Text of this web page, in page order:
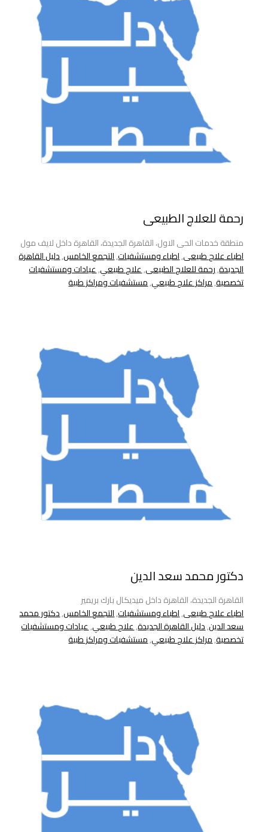
رحمة للعلاج الطبيعى
منطقة خدمات الحى الاول، القاهرة الجديدة، القاهرة داخل لايف مول
اطباء علاج طبيعى,اطباء ومستشفيات,التجمع الخامس,دليل القاهرة
الجديدة,رحمة للعلاج الطبيعى,علاج طبيعي,عيادات ومستشفيات
تخصصية,مراكز علاج طبيعي,مستشفيات ومراكز طبية
دكتور محمد سعد الدين
القاهرة الجديدة، القاهرة داخل ميديكال بارك بريمير
اطباء علاج طبيعى,اطباء ومستشفيات,التجمع الخامس,دكتور محمد
سعد الدين,دليل القاهرة الجديدة,علاج طبيعي,عيادات ومستشفيات
تخصصية,مراكز علاج طبيعي,مستشفيات ومراكز طبية